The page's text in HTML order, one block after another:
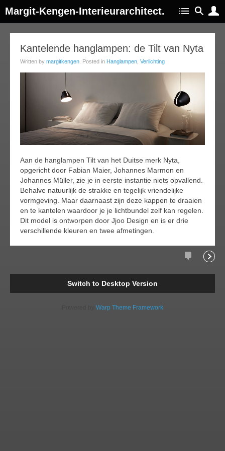
Margit-Kengen-Interieurarchitect.
Kantelende hanglampen: de Tilt van Nyta
Written by margitkengen . Posted in Hanglampen Verlichting
Aan de hanglampen Tilt van het Duitse merk Nyta,
opgericht door Fabian Maier, Johannes Marmon en
Johannes Müller, zie je in eerste instantie niets opvallend.
Behalve natuurlijk de strakke en tegelijk vriendelijke
vormgeving. Maar daarnaast zijn deze kappen te draaien
en te kantelen waardoor je je lichtbundel zelf kan regelen.
Dit model is ontworpen door Jjoo Design en is er drie
verschillende kleuren en twee afmetingen.
Comments
Switch to Desktop Version
Warp Theme Framework